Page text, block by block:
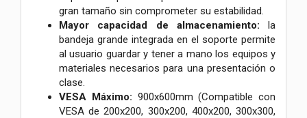
gran tamaño sin comprometer su estabilidad.
Mayor capacidad de almacenamiento: la
bandeja grande integrada en el soporte permite
al usuario guardar y tener a mano los equipos y
materiales necesarios para una presentación o
clase.
VESA Máximo: 900x600mm (Compatible con
VESA de 200x200, 300x200, 400x200, 300x300,